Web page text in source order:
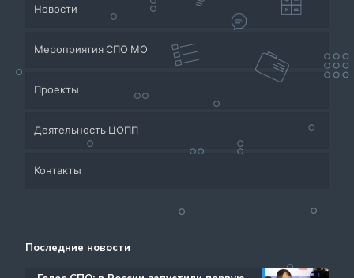
Новости
Мероприятия СПО МО
Проекты
Приёмная кампания
Система СПО Московской области
Аналитический отдел содействия трудоустройству
Деятельность ЦОПП
Банк партнеров
Центр содействия занятости учащейся молодежи и
Контакты
Ресурсы ЦОПП МО
Последние новости